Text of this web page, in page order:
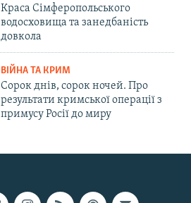
Краса Сімферопольського
водосховища та занедбаність
довкола
ВІЙНА ТА КРИМ
Сорок днів, сорок ночей. Про
результати кримської операції з
примусу Росії до миру